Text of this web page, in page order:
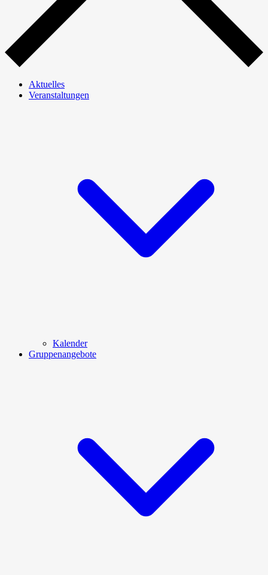
Aktuelles
Veranstaltungen
Kalender
Gruppenangebote